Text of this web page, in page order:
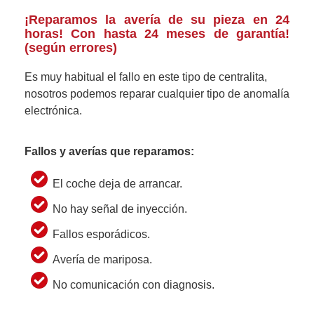
¡Reparamos la avería de su pieza en 24
horas! Con hasta 24 meses de garantía!
(según errores)
Es muy habitual el fallo en este tipo de centralita,
nosotros podemos reparar cualquier tipo de anomalía
electrónica.
Fallos y averías que reparamos:
El coche deja de arrancar.
No hay señal de inyección.
Fallos esporádicos.
Avería de mariposa.
No comunicación con diagnosis.